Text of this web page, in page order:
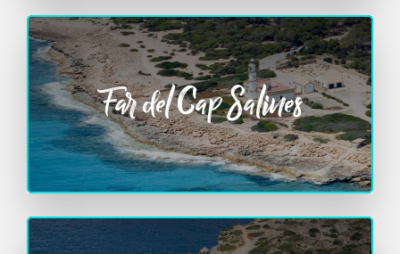
Far del Cap Salines